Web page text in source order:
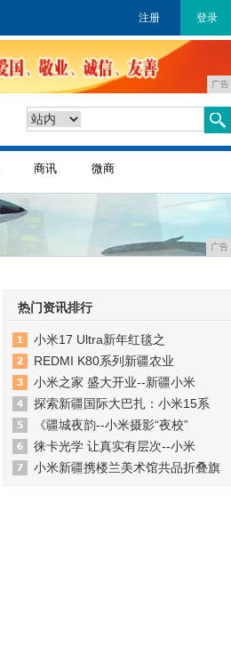
注册 登录
广告
商讯 微商
广告
热门资讯排行
小米17 Ultra新年红毯之
REDMI K80系列新疆农业
小米之家 盛大开业--新疆小米
探索新疆国际大巴扎：小米15系
《疆城夜韵--小米摄影“夜校”
徕卡光学 让真实有层次--小米
小米新疆携楼兰美术馆共品折叠旗